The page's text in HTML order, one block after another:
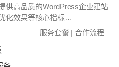
供高品质的WordPress企业建站
化效果等核心指标…
服务套餐 | 合作流程
务